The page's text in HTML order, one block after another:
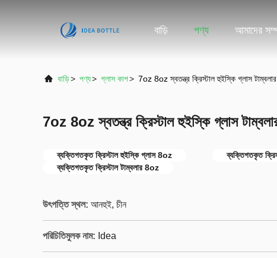
বাড়ি পণ্য আমাদের
বাড়ি> পণ্য> গ্লাস কাপ> 7oz 8oz স্বতন্ত্র ক্রিস্টাল হুইস্কি গ্লাস টাম্বলার
7oz 8oz স্বতন্ত্র ক্রিস্টাল হুইস্কি গ্লাস
ব্যক্তিগতকৃত ক্রিস্টাল হুইস্কি গ্লাস 8oz
ব্যক্তিগতকৃত
ব্যক্তিগতকৃত ক্রিস্টাল টাম্বলার 8oz
উৎপত্তি স্থল: আনহুই, চীন
পরিচিতিমুলক নাম: Idea